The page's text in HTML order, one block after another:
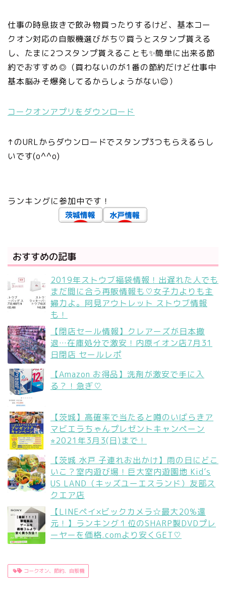
仕事の時息抜きで飲み物買ったりするけど、基本コー
クオン対応の自販機選びがち♡買うとスタンプ貰える
し、たまに2つスタンプ貰えることも✨簡単に出来る節
約でおすすめ◎（買わないのが1番の節約だけど仕事中
基本脳みそ爆発してるからしょうがない😌）
コークオンアプリをダウンロード
↑のURLからダウンロードでスタンプ3つもらえるらし
いです(o^^o)
ランキングに参加中です！
おすすめの記事
2019年ストウブ福袋情報！出遅れた人でも
まだ間に合う再販情報も♡女子力よりも主
婦力よ。阿見アウトレット ストウブ情報
も！
【閉店セール情報】クレアーズが日本撤
退…在庫処分で激安！内原イオン店7月31
日閉店 セールレポ
【Amazon お得品】洗剤が激安で手に入
る？！急ぎ♡
【茨城】高確率で当たると噂のいばらきア
マビエラちゃんプレゼントキャンペーン
⭐︎2021年3月3(日)まで！
【茨城 水戸 子連れお出かけ】雨の日にどこ
いこ？室内遊び場！巨大室内遊園地 Kid’s
US LAND（キッズユーエスランド）友部ス
クエア店
【LINEペイ×ビックカメラ☆最大20%還
元！】ランキング１位のSHARP製DVDプレ
ーヤーを価格.comより安くGET♡
コークオン、節約、自販機